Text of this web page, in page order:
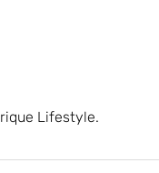
Lifestyle.